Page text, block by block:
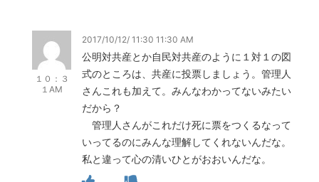
１０：３
１AM
2017/10/12/ 11:30 11:30 AM
公明対共産とか自民対共産のように１対１の図
式のところは、共産に投票しましょう。管理人
さんこれも加えて。みんなわかってないみたい
だから？
管理人さんがこれだけ死に票をつくるなって
いってるのにみんな理解してくれないんだな。
私と違って心の清いひとがおおいんだな。